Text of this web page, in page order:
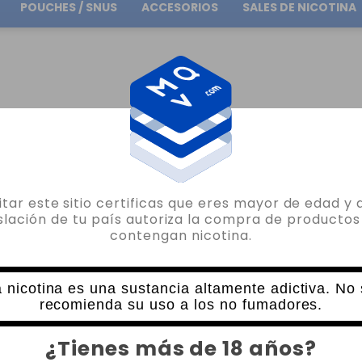
este sitio certificas que eres mayor de edad y
de tu país autoriza la compra de productos
contengan nicotina.
nicotina es una sustancia altamente adictiva. No
recomienda su uso a los no fumadores.
¿Tienes más de 18 años?
Envío gratuito en pedidos superiores a 30.00€
POUCHES / SNUS ACCESORIOS SALES DE NICOTINA
0.14OHM
INNOKIN
1 X RESISTENCIA INNOKIN SCION
0 VALORACIONES
3,95€
CANTIDAD
- +